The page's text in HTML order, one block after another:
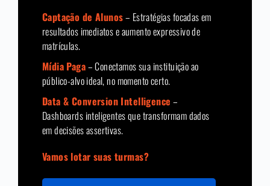
Captação de Alunos– Estratégias focadas em
resultados imediatos e aumento expressivo de
matrículas.
Mídia Paga– Conectamos sua instituição ao
público-alvo ideal, no momento certo.
Data & Conversion Intelligence –
Dashboards inteligentes que transformam dados
em decisões assertivas.
Vamos lotar suas turmas?